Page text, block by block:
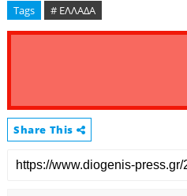
Tags # ΕΛΛΑΔΑ
Share This